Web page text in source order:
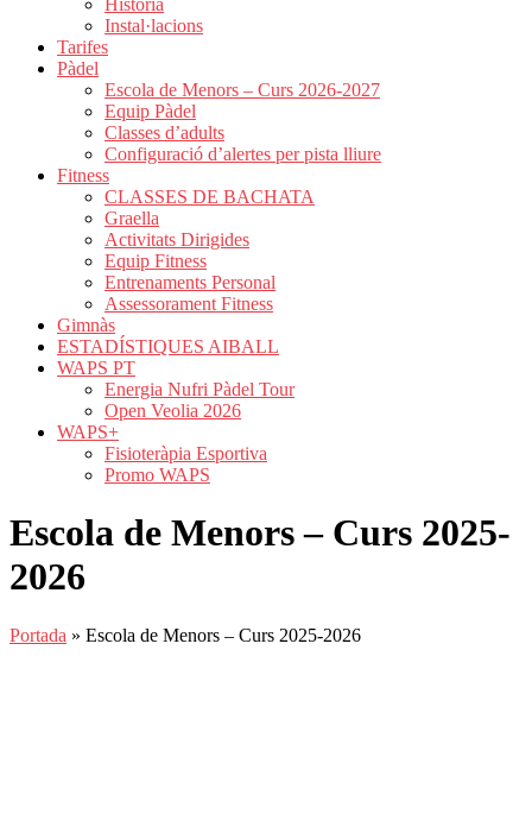
Història
Instal·lacions
Tarifes
Pàdel
Escola de Menors – Curs 2026-2027
Equip Pàdel
Classes d’adults
Configuració d’alertes per pista lliure
Fitness
CLASSES DE BACHATA
Graella
Activitats Dirigides
Equip Fitness
Entrenaments Personal
Assessorament Fitness
Gimnàs
ESTADÍSTIQUES AIBALL
WAPS PT
Energia Nufri Pàdel Tour
Open Veolia 2026
WAPS+
Fisioteràpia Esportiva
Promo WAPS
Escola de Menors – Curs 2025-
2026
Portada » Escola de Menors – Curs 2025-2026